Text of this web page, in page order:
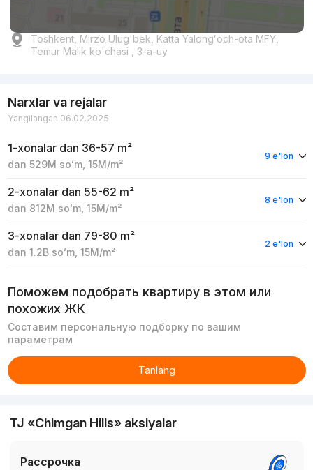
Toshkent, Mirzo Ulug'bek, Katta Yalongʻoch-ota MFY,
Temur Malik ko'chasi , 3-a-uy
Narxlar va rejalar
Yangilangan 06.02.2025
1-xonalar dan 36-57 m²
dan 529M soʻm, 15M/m²
9 e'lon
2-xonalar dan 55-62 m²
dan 812M soʻm, 15M/m²
8 e'lon
3-xonalar dan 79-80 m²
dan 1.2B soʻm, 15M/m²
2 e'lon
Поможем подобрать квартиру в этом или
похожих ЖК
Составим персональную подборку по вашим
параметрам
Tanlang
TJ «Chimgan Hills» aksiyalar
Рассрочка